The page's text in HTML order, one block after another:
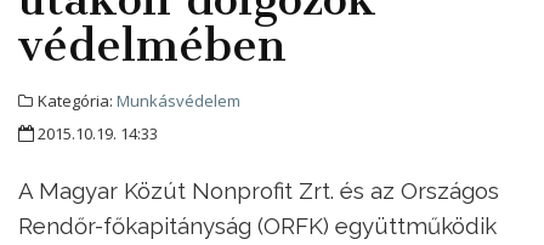
védelmében
Kategória: Munkásvédelem
2015.10.19. 14:33
A Magyar Közút Nonprofit Zrt. és az Országos
Rendőr-főkapitányság (ORFK) együttműködik